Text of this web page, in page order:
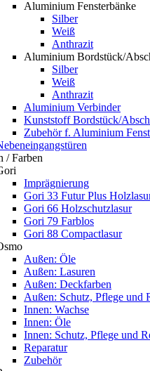
Aluminium Fensterbänke
Silber
Weiß
Anthrazit
Aluminium Bordstück/
Silber
Weiß
Anthrazit
Aluminium Verbinder
Kunststoff Bordstück/
Zubehör f. Aluminium
/ Farben
Imprägnierung
Gori 33 Futur Plus
Gori 66 Holzschutzlasur
Gori 79 Farblos
Gori 88 Compactlasur
Außen: Öle
Außen: Lasuren
Außen: Deckfarben
Außen: Schutz, Pflege und
Innen: Wachse
Innen: Öle
Innen: Schutz, Pflege und
Reparatur
Zubehör